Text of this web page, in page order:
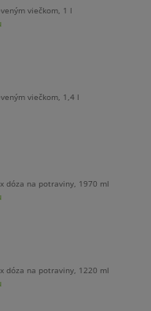
viečkom, 1 l
viečkom, 1,4 l
dóza na potraviny, 1970 ml
dóza na potraviny, 1220 ml